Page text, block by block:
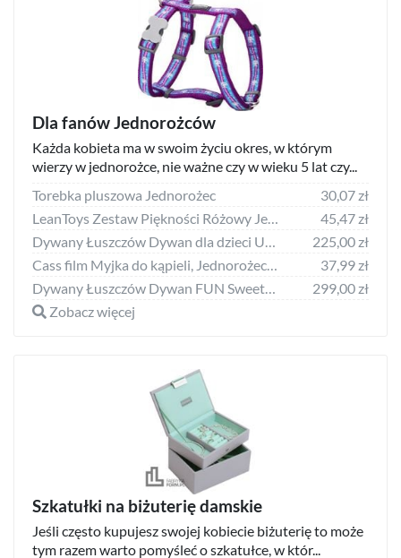
Dla fanów Jednorożców
Każda kobieta ma w swoim życiu okres, w którym
wierzy w jednorożce, nie ważne czy w wieku 5 lat czy...
Torebka pluszowa Jednorożec
30,07 zł
LeanToys Zestaw Piękności Różowy Jednorożec Makijaż
45,47 zł
Dywany Łuszczów Dywan dla dzieci UNICORN róż JEDNOROŻEC, 150x300 cm
225,00 zł
Cass film Myjka do kąpieli, Jednorożec Aiko i Yiuki
37,99 zł
Dywany Łuszczów Dywan FUN Sweety dla dzieci, jednorożec, tęcza beż, 160x220 cm
299,00 zł
Zobacz więcej
Szkatułki na biżuterię damskie
Jeśli często kupujesz swojej kobiecie biżuterię to może
tym razem warto pomyśleć o szkatułce, w któr...